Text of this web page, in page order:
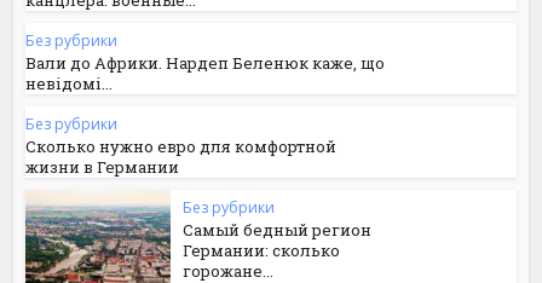
Без рубрики
Вали до Африки. Нардеп Беленюк каже, що
невідомі...
Без рубрики
Сколько нужно евро для комфортной
жизни в Германии
Без рубрики
Самый бедный регион
Германии: сколько
горожане...